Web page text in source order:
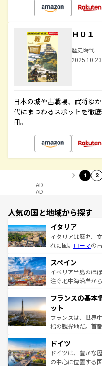
Ｈ０１
歴史時代
日本の城や古戦場、武将ゆ
代にまつわるスポットを徹
冊。
1 2
AD
AD
人気の国と地域から探す
イタリア
イタリアは歴史、
れた国。 ローマの
ろん、トスカーナ
景など、自然景観
ピザやパスタなど
ませてくれるイタ
なお、新着のイタリ
しい。
スペイン
イベリア半島のほ
注ぐ地中海沿岸か
文化が根付くこの
れる闘牛、そして
る。首都マドリー
アートに溢れた街
せる。地方によっ
ンテンツ一覧を参
フランスの基本
ット
フランスは、世界
指の観光地だ。首
で、幅広い魅力が
聖堂、美しいビー
から魅了する。ま
ドイツ
ドイツは、豊かな
の中心に位置する